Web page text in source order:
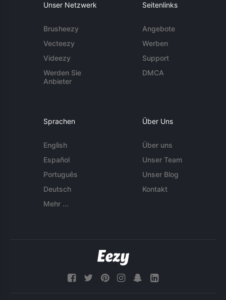
Unser Netzwerk
Brusheezy
Vecteezy
Videezy
Werden Sie
Anbieter
Seitenlinks
Angebote
Werben
Support
DMCA
Sprachen
English
Español
Português
Deutsch
Mehr ...
Über Uns
Über uns
Unser Team
Unser Blog
Kontakt